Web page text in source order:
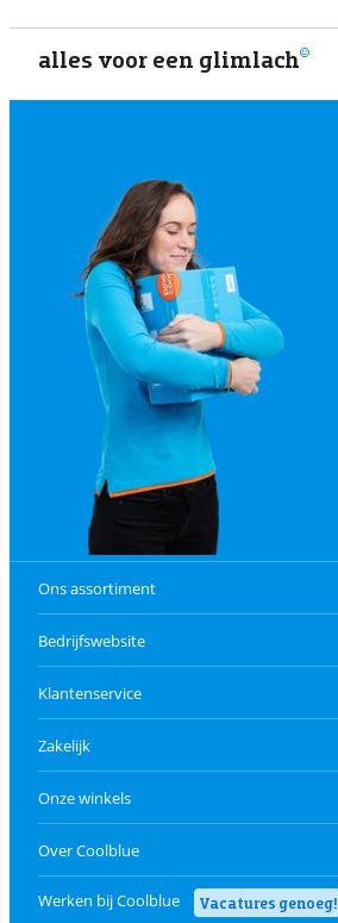
alles voor een glimlach
Ons assortiment
Bedrijfswebsite
Klantenservice
Zakelijk
Onze winkels
Over Coolblue
Werken bij Coolblue Vacatures genoeg!